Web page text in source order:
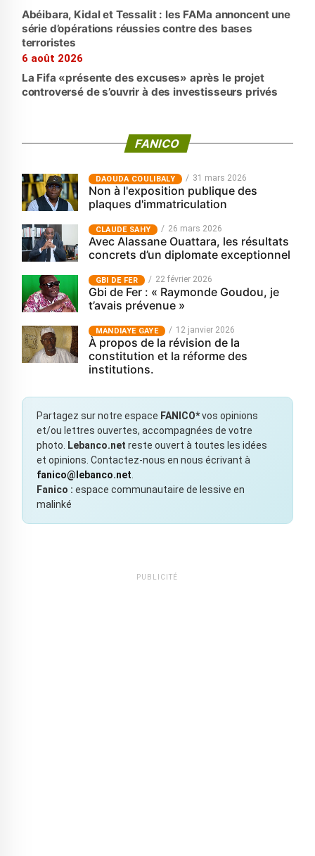
Abéibara, Kidal et Tessalit : les FAMa annoncent une
série d’opérations réussies contre des bases
terroristes
6 août 2026
La Fifa «présente des excuses» après le projet
controversé de s’ouvrir à des investisseurs privés
FANICO
‎DAOUDA COULIBALY 31 mars 2026
Non à l'exposition publique des
plaques d'immatriculation
CLAUDE SAHY 26 mars 2026
Avec Alassane Ouattara, les résultats
concrets d’un diplomate exceptionnel
GBI DE FER 22 février 2026
Gbi de Fer : « Raymonde Goudou, je
t’avais prévenue »
MANDIAYE GAYE 12 janvier 2026
À propos de la révision de la
constitution et la réforme des
institutions.
Partagez sur notre espace FANICO*vos opinions
et/ou lettres ouvertes, accompagnées de votre
photo.
Lebanco.net reste ouvert à toutes les idées
et opinions. Contactez-nous en nous écrivant à
fanico@lebanco.net
Fanico : espace communautaire de lessive en
malinké
PUBLICITÉ